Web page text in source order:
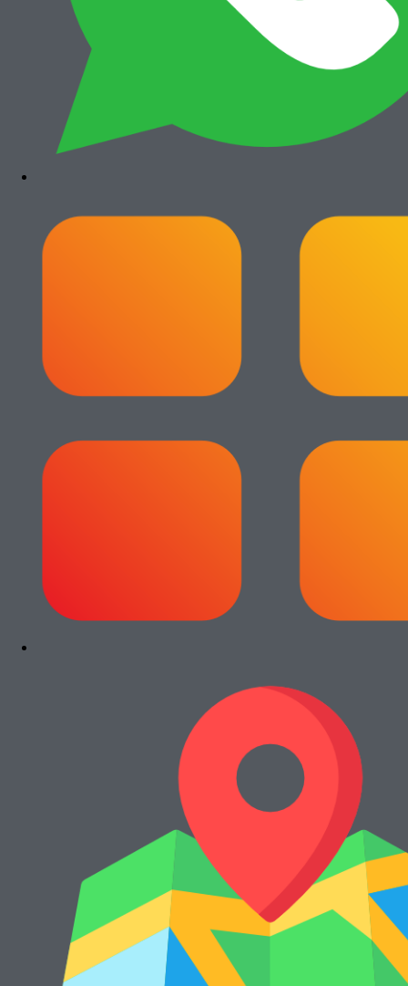
Rumah / Tanah / Bangunan
Jual Rumah 3KT di Graha Asri
March 26, 2017
Rumah / Tanah / Bangunan
Rumah Modern Minimalis
Rumah / Tanah / Bangunan
Tanah Dijual Di Cimahi Deltamas
Serang Baru Cikarang
Your email address will not be published.
Required fields are
marked
Cari Mesin Fotocopy?
#COSMICAJA
Melayani Jual dan Sewa Mesin Fotocopy